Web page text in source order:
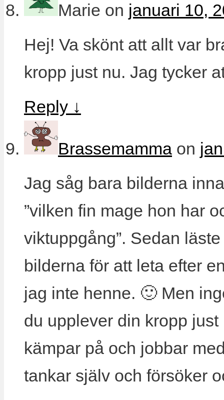
Marie on januari 10,
Hej! Va skönt att allt var
kropp just nu. Jag tycker
Reply ↓
Brassemamma on
Jag såg bara bilderna
”vilken fin mage hon har
viktuppgång”. Sedan
bilderna för att leta efter
jag inte henne. 🙂 Men
du upplever din kropp
kämpar på och jobbar
tankar själv och försöker